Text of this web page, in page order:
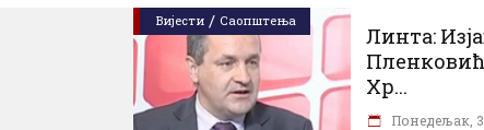
Вијести / Саопштења
Линта:
Хр...
Понедељак,